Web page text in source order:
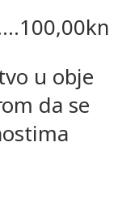
u obje
da se